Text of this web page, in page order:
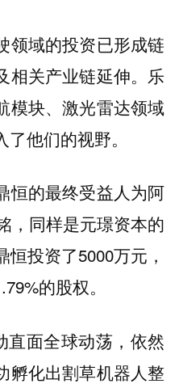
领域的投资已形成链
相关产业链延伸。乐
模块、激光雷达领域
他们的视野。
恒的最终受益人为阿
，同样是元璟资本的
投资了5000万元，
的股权。
直面全球动荡，依然
孵化出割草机器人整